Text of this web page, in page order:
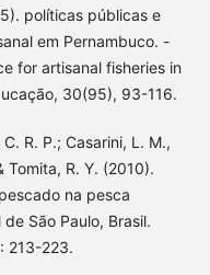
políticas públicas e
em Pernambuco. -
for artisanal fisheries in
30(95), 93-116.
R. P.; Casarini, L. M.,
Tomita, R. Y. (2010).
na pesca
São Paulo, Brasil.
213-223.